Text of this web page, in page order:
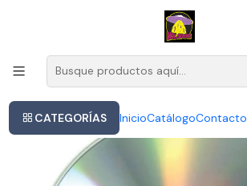
CATEGORÍAS InicioCatálogoContacto
Este es el texto del slide